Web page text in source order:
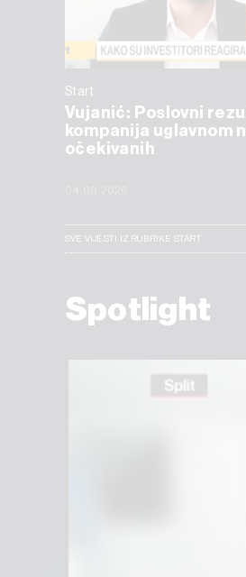
Start
Vujanić: Poslovni
kompanija uglavnom
očekivanih
SVE VIJESTI IZ RUBRIKE START
Spotlight